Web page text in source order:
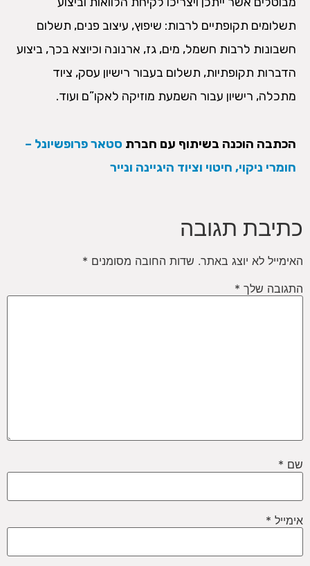
תשלומים תקופתיים לרבות: שיפוץ, עיצוב פנים, תשלום
חשבונות לרבות חשמל, מים, גז, ארנונה וכיוצא בכך, ביצוע
הדברות תקופתיות, תשלום בעבור רישיון עסק, ציוד
מתכלה, רישיון עבור השמעת מוזיקה לאקו”ם ועוד.
הכתבה הוכנה בשיתוף עם חברת סטאר פרופשיונל –
חומרי ניקוי, חיטוי וציוד היגיינה ונייר
כתיבת תגובה
האימייל לא יוצג באתר. שדות החובה מסומנים *
התגובה שלך *
שם *
אימייל *